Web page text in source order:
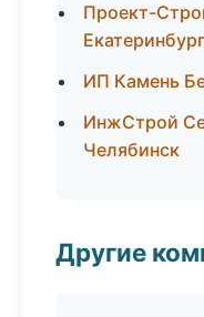
Проект-
Екатеринбург
ИП Камень
ИнжСтрой
Челябинск
Другие